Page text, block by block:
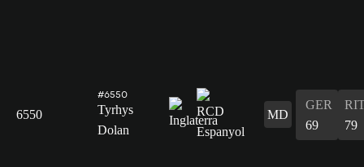
6550
#6550
Tyrhys
Dolan
MD
GER
69
79